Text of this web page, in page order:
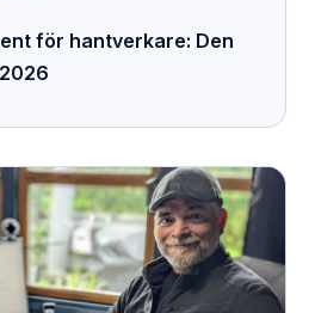
för hantverkare: Den